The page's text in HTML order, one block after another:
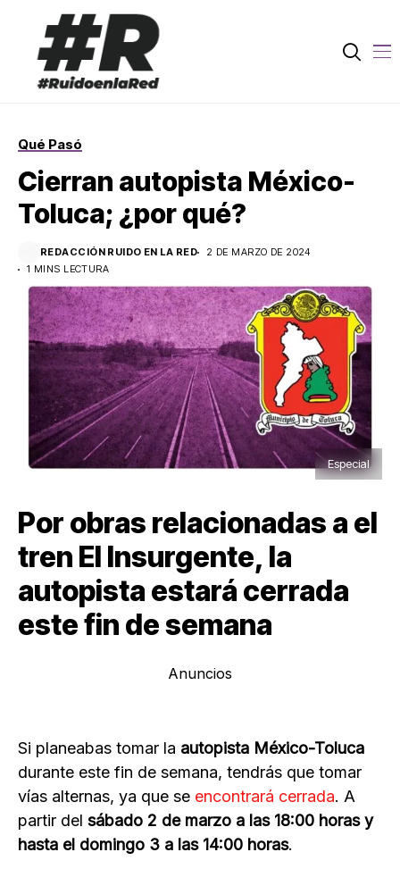
Qué Pasó
Cierran autopista México-
Toluca; ¿por qué?
REDACCIÓN RUIDO EN LA RED
2 DE MARZO DE 2024
1 MINS LECTURA
Especial
Por obras relacionadas a el
tren El Insurgente, la
autopista estará cerrada
este fin de semana
Anuncios
Si planeabas tomar la autopista México-Toluca
durante este fin de semana, tendrás que tomar
vías alternas, ya que se encontrará cerrada. A
partir del sábado 2 de marzo a las 18:00 horas y
hasta el domingo 3 a las 14:00 horas.